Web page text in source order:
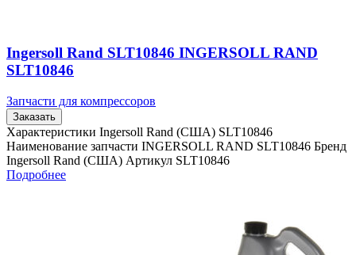
Ingersoll Rand SLT10846 INGERSOLL RAND
SLT10846
Запчасти для компрессоров
Заказать
Характеристики Ingersoll Rand (США) SLT10846
Наименование запчасти INGERSOLL RAND SLT10846 Бренд
Ingersoll Rand (США) Артикул SLT10846
Подробнее